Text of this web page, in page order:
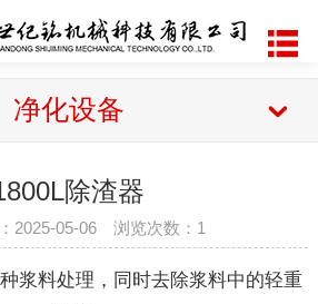
净化设备
除渣器
2025-05-06 浏览次数： 1
浆料处理，同时去除浆料中的轻重